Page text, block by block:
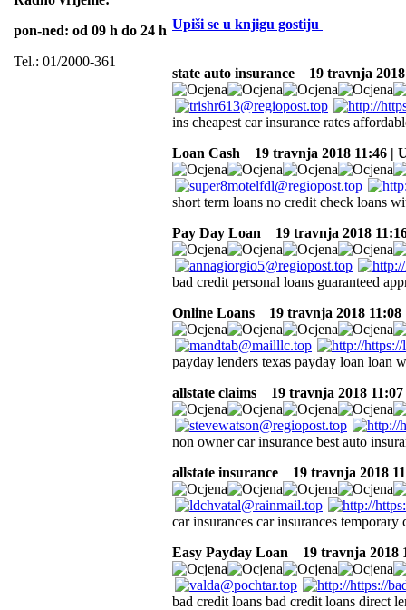
pon-ned: od 09 h do 24 h
Tel.: 01/2000-361
Upiši se u knjigu gostiju
state auto insurance 19 travnja
ins cheapest car insurance rates
Loan Cash
19 travnja 2018 11:46 |
short term loans no credit check loans
Pay Day Loan
19 travnja 2018
bad credit personal loans guaranteed
Online Loans
19 travnja 2018 11:08
payday lenders texas payday loan loan
allstate claims
19 travnja 2018
non owner car insurance best auto
allstate insurance
19 travnja 2018
car insurances car insurances temporary
Easy Payday Loan
19 travnja 2018
bad credit loans bad credit loans direct